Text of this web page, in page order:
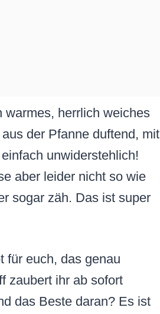
warmes, herrlich weiches
der Pfanne duftend, mit
unwiderstehlich!
aber leider nicht so wie
sogar zäh. Das ist super
für euch, das genau
zaubert ihr ab sofort
das Beste daran? Es ist